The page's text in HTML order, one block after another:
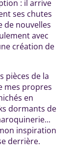
: il arrive
ses chutes
de nouvelles
avec
création de
pièces de la
mes propres
en
dormants de
inspiration
derrière.